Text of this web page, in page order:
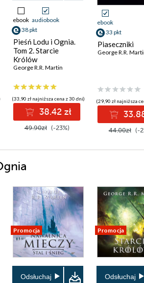
ebook audiobook
38 pkt
Pieśń Lodu i Ognia.
Tom 2. Starcie
Królów
George R.R. Martin
(33,90 zł najniższa cena z 30 dni)
38.42 zł
49.90zł (-23%)
ebook
33 pkt
Piaseczniki
George R.R.
(29,90 zł najniższa
44.00zł (-
Promocja
Odsłuchaj
Promocja
Odsłuchaj